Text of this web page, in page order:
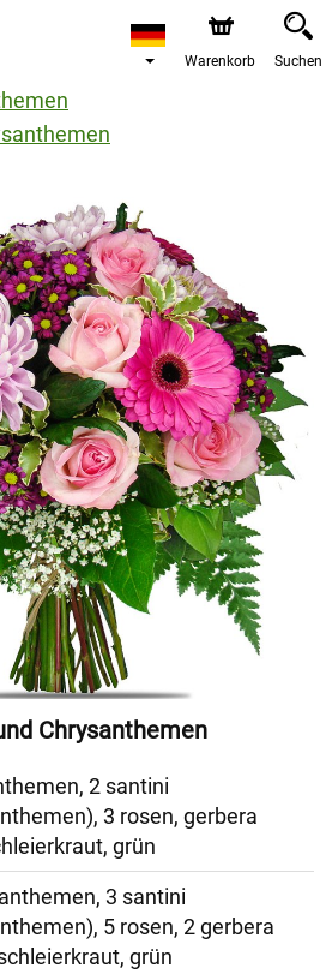
Warenkorb Suchen
Chrysanthemen
2 santini
3 rosen, gerbera
grün
3 santini
5 rosen, 2 gerbera
grün